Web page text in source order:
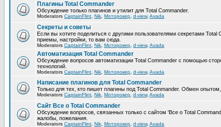
Плагины Total Commander
Обсуждение только плагинов и утилит для Total Commander.
Moderators CaptainFlint Nik Моторокер d-view, Avada
Секреты и советы
Если вы хотите поделиться с другими пользователями секретами Total
приемы, настройки, то вам сюда.
Moderators CaptainFlint Nik Моторокер d-view, Avada
Автоматизация Total Commander
Обсуждение вопросов автоматизации Total Commander с помощью
технологий.
Moderators CaptainFlint Nik Моторокер d-view, Avada
Написание плагинов для Total Commander
Только для тех, кто пишет плагины под Total Commander. Обмен
Moderators CaptainFlint Nik Моторокер d-view, Avada
Сайт Все о Total Commander
Обсуждение вопросов, связанных только с сайтом 'Все о Total
жалобы, пожелания.
Moderators CaptainFlint Nik Моторокер d-view, Avada